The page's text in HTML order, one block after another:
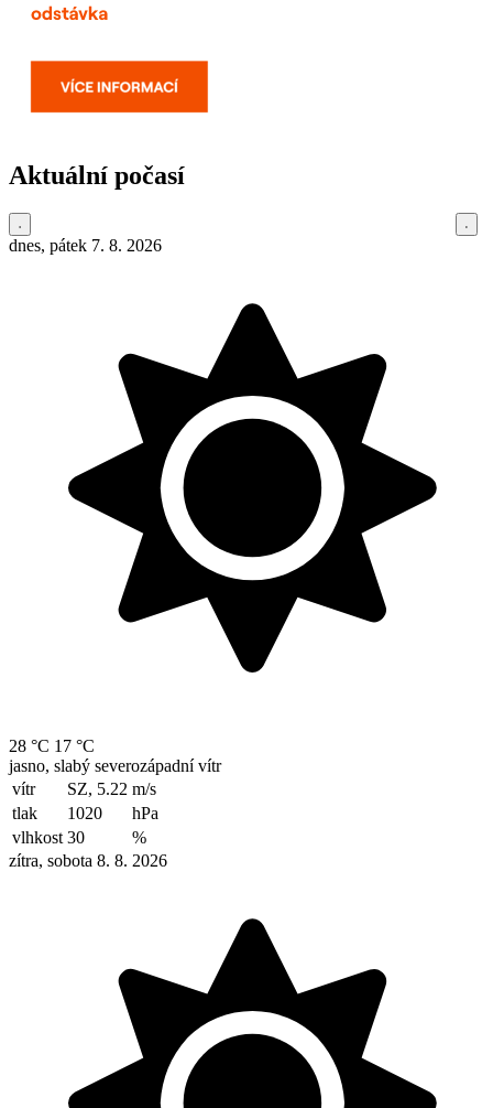
Aktuální počasí
dnes, pátek 7. 8. 2026
28 °C 17 °C
jasno, slabý severozápadní vítr
vítr
SZ, 5.22 m/s
tlak
1020
hPa
vlhkost 30
%
zítra, sobota 8. 8. 2026